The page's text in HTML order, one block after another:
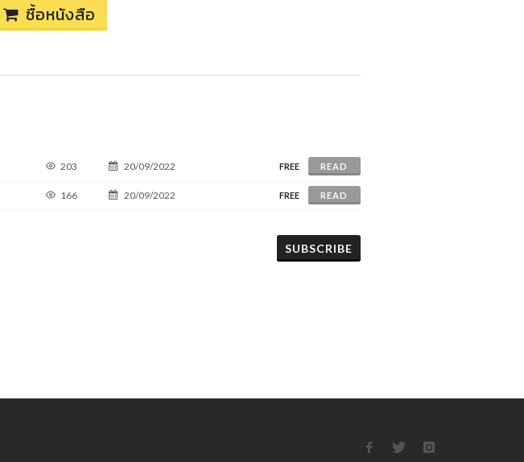
ซื้อหนังสือ
203 20/09/2022 FREE READ
166 20/09/2022 FREE READ
SUBSCRIBE